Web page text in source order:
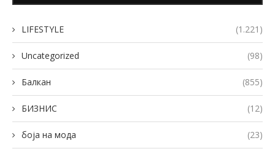
LIFESTYLE (1.221)
Uncategorized (98)
Балкан (855)
БИЗНИС (12)
боја на мода (23)